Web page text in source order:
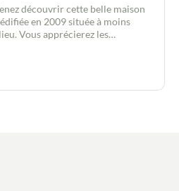
découvrir cette belle maison
en 2009 située à moins
Vous apprécierez les
le lac, ainsi que son
Se développant sur trois